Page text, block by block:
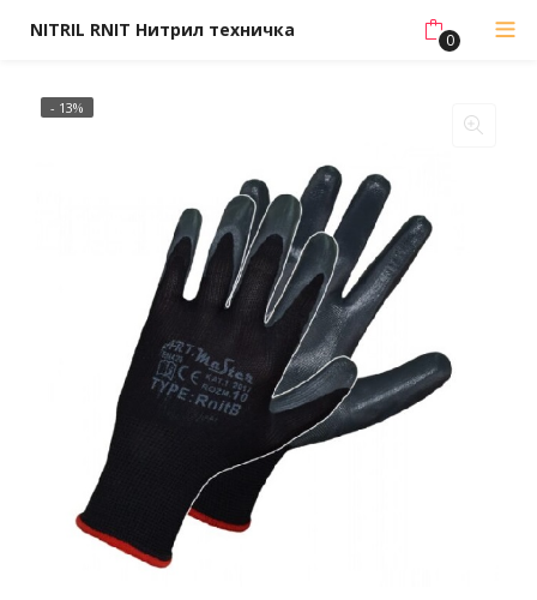
NITRIL RNIT Нитрил техничка 0
- 13%